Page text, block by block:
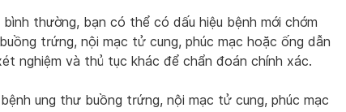
thường, bạn có thể có dấu hiệu bệnh mới chớm
trứng, nội mạc tử cung, phúc mạc hoặc ống dẫn
nghiệm và thủ tục khác để chẩn đoán chính xác.
ung thư buồng trứng, nội mạc tử cung, phúc mạc